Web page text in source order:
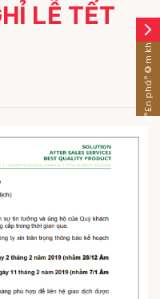
LỄ TẾT
arrow_forward_ios
Sáº£n pháº©m khÃ¡c